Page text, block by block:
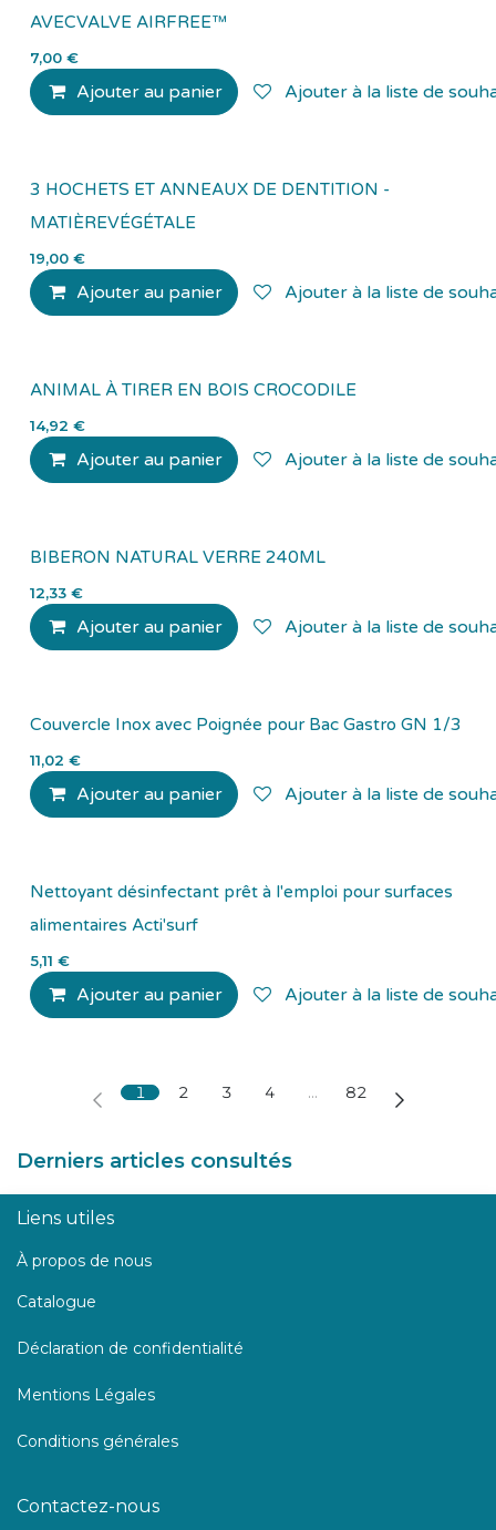
AVECVALVE AIRFREE™
7,00 €
Ajouter au panier Ajouter à la liste de
3 HOCHETS ET ANNEAUX DE DENTITION -
MATIÈREVÉGÉTALE
19,00 €
Ajouter au panier Ajouter à la liste de
ANIMAL À TIRER EN BOIS CROCODILE
14,92 €
Ajouter au panier Ajouter à la liste de
BIBERON NATURAL VERRE 240ML
12,33 €
Ajouter au panier Ajouter à la liste de
Couvercle Inox avec Poignée pour Bac Gastro GN 1/3
11,02 €
Ajouter au panier Ajouter à la liste de
Biocide
Nettoyant désinfectant prêt à l'emploi pour surfaces
alimentaires Acti'surf
5,11 €
Ajouter au panier Ajouter à la liste de
1 2 3 4 … 82
Derniers articles consultés
Liens utiles
À propos de nous
Catalogue
Déclaration de confidentialité
Mentions Légales
Conditions générales
Contactez-nous